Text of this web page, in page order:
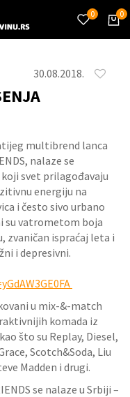
0
0
30.08.2018.
multibrend lanca
nalaze se
svet prilagođavaju
energiju na
i često sivo urbano
su vatrometom boja
zvaničan ispraćaj leta i
i depresivni.
u mix-&-match
komada iz
što su Replay, Diesel,
Scotch&Soda, Liu
Madden i drugi.
se nalaze u Srbiji –